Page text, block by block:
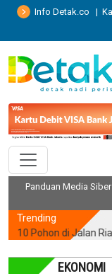
Info Detak.co |
Panduan Media Siber
Trending
di Jalan Riau
EKONOMI